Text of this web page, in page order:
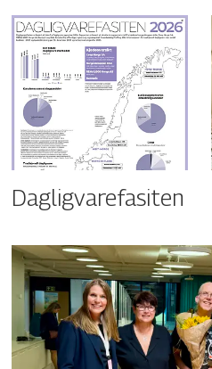
Dagligvarefasiten